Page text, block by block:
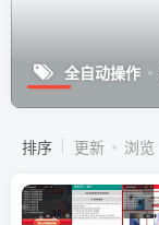
全自动操作
排序 更新 浏览